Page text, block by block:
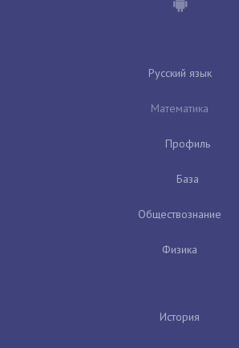
Русский язык
Математика
Профиль
База
Обществознание
Физика
История